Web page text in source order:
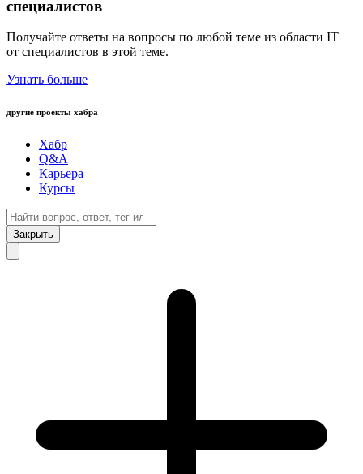
специалистов
Получайте ответы на вопросы по любой теме из области IT
от специалистов в этой теме.
Узнать больше
другие проекты хабра
Хабр
Q&A
Карьера
Курсы
Закрыть